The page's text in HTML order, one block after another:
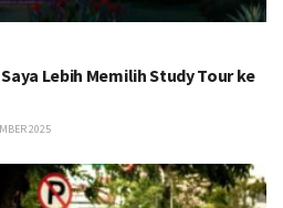
Lebih Memilih Study Tour ke
2025